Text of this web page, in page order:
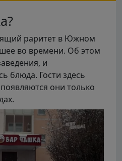
раритет в Южном
во времени. Об этом
и
блюда. Гости здесь
они только